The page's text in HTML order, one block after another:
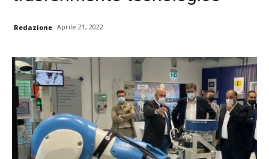
Redazione Aprile 21, 2022